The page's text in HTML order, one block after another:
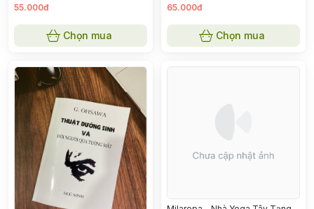
55.000đ
Chọn mua
65.000đ
Chọn mua